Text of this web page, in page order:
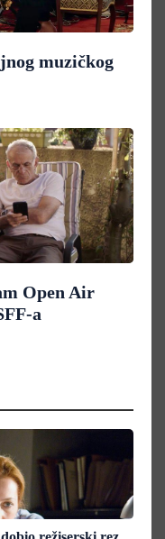
muzičkog
Open Air
a